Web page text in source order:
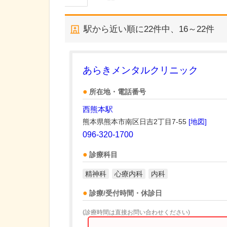
駅から近い順に22件中、 16～22件
あらきメンタルクリニック
所在地・電話番号
西熊本駅
熊本県熊本市南区日吉2丁目7-55 [地図]
096-320-1700
診療科目
精神科 心療内科 内科
診療/受付時間・休診日
(診療時間は直接お問い合わせください)